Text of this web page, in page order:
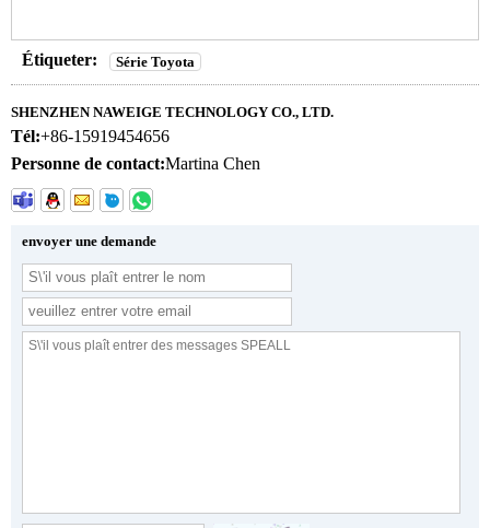
Étiqueter: Série Toyota
SHENZHEN NAWEIGE TECHNOLOGY CO., LTD.
Tél:+86-15919454656
Personne de contact:Martina Chen
envoyer une demande